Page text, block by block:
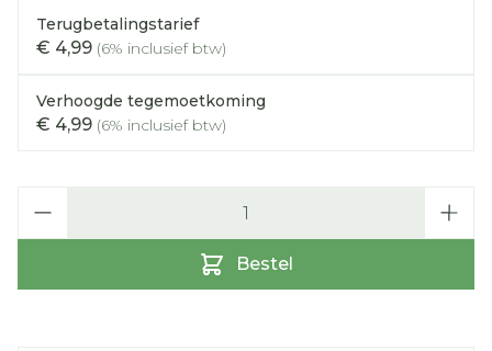
Terugbetalingstarief
€ 4,99 (6% inclusief btw)
Verhoogde tegemoetkoming
€ 4,99 (6% inclusief btw)
Bestel